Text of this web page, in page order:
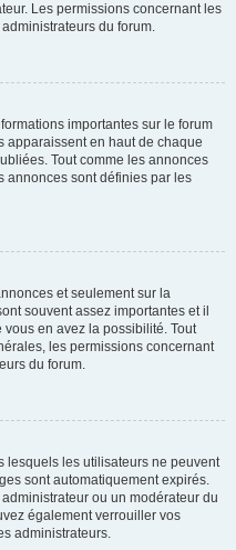
Les permissions concernant les
du forum.
importantes sur le forum
apparaissent en haut de chaque
Tout comme les annonces
annonces sont définies par les
et seulement sur la
souvent assez importantes et il
en avez la possibilité. Tout
les permissions concernant
du forum.
lesquels les utilisateurs ne peuvent
sont automatiquement expirés.
ou un modérateur du
également verrouiller vos
administrateurs.